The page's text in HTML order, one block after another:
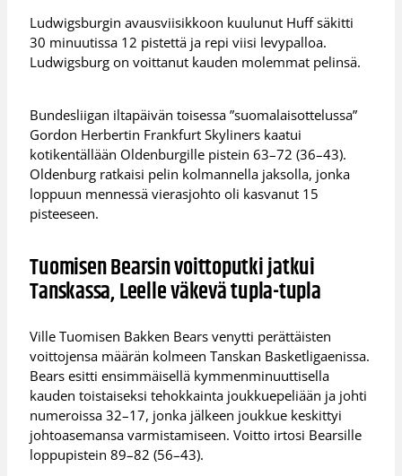
Ludwigsburgin avausviisikkoon kuulunut Huff säkitti
30 minuutissa 12 pistettä ja repi viisi levypalloa.
Ludwigsburg on voittanut kauden molemmat pelinsä.
Bundesliigan iltapäivän toisessa ”suomalaisottelussa”
Gordon Herbertin Frankfurt Skyliners kaatui
kotikentällään Oldenburgille pistein 63–72 (36–43).
Oldenburg ratkaisi pelin kolmannella jaksolla, jonka
loppuun mennessä vierasjohto oli kasvanut 15
pisteeseen.
Tuomisen Bearsin voittoputki jatkui
Tanskassa, Leelle väkevä tupla-tupla
Ville Tuomisen Bakken Bears venytti perättäisten
voittojensa määrän kolmeen Tanskan Basketligaenissa.
Bears esitti ensimmäisellä kymmenminuuttisella
kauden toistaiseksi tehokkainta joukkuepeliään ja johti
numeroissa 32–17, jonka jälkeen joukkue keskittyi
johtoasemansa varmistamiseen. Voitto irtosi Bearsille
loppupistein 89–82 (56–43).